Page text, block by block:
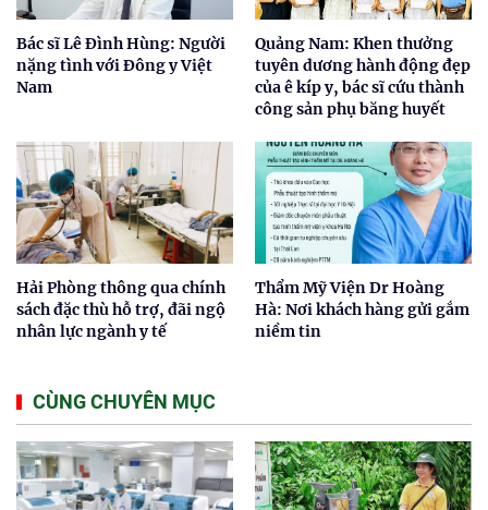
Bác sĩ Lê Đình Hùng: Người
nặng tình với Đông y Việt
Nam
Quảng Nam: Khen thưởng
tuyên dương hành động đẹp
của ê kíp y, bác sĩ cứu thành
công sản phụ băng huyết
Hải Phòng thông qua chính
sách đặc thù hỗ trợ, đãi ngộ
nhân lực ngành y tế
Thẩm Mỹ Viện Dr Hoàng
Hà: Nơi khách hàng gửi gắm
niềm tin
CÙNG CHUYÊN MỤC